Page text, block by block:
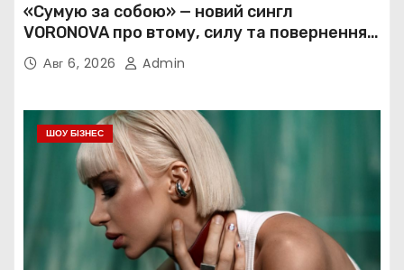
«Сумую за собою» — новий сингл
VORONOVA про втому, силу та повернення
до себе
Авг 6, 2026 Admin
ШОУ БІЗНЕС